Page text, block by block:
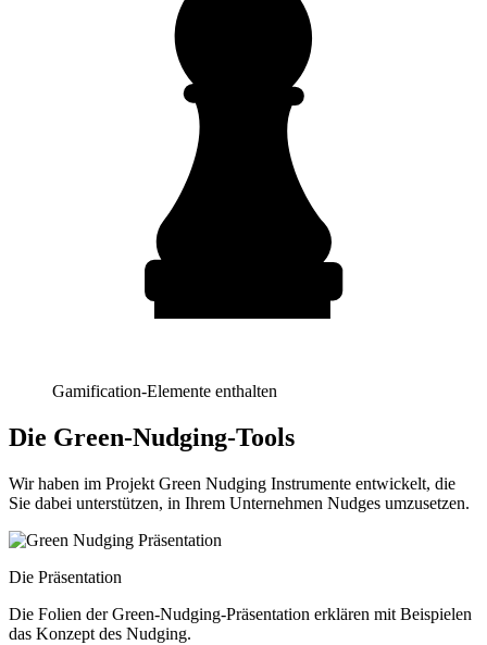
Gamification-Elemente enthalten
Die Green-Nudging-Tools
Wir haben im Projekt Green Nudging Instrumente entwickelt, die
Sie dabei unterstützen, in Ihrem Unternehmen Nudges umzusetzen.
Die Präsentation
Die Folien der Green-Nudging-Präsentation erklären mit Beispielen
das Konzept des Nudging.